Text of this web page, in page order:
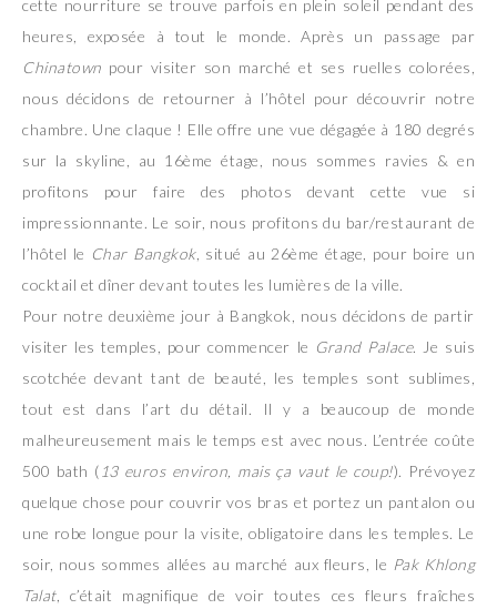
cette nourriture se trouve parfois en plein soleil pendant des
heures, exposée à tout le monde. Après un passage par
Chinatown pour visiter son marché et ses ruelles colorées,
nous décidons de retourner à l’hôtel pour découvrir notre
chambre. Une claque ! Elle offre une vue dégagée à 180 degrés
sur la skyline, au 16ème étage, nous sommes ravies & en
profitons pour faire des photos devant cette vue si
impressionnante. Le soir, nous profitons du bar/restaurant de
l’hôtel le Char Bangkok, situé au 26ème étage, pour boire un
cocktail et dîner devant toutes les lumières de la ville.
Pour notre deuxième jour à Bangkok, nous décidons de partir
visiter les temples, pour commencer le Grand Palace. Je suis
scotchée devant tant de beauté, les temples sont sublimes,
tout est dans l’art du détail. Il y a beaucoup de monde
malheureusement mais le temps est avec nous. L’entrée coûte
500 bath ( 13 euros environ, mais ça vaut le coup!). Prévoyez
quelque chose pour couvrir vos bras et portez un pantalon ou
une robe longue pour la visite, obligatoire dans les temples. Le
soir, nous sommes allées au marché aux fleurs, le Pak Khlong
Talat, c’était magnifique de voir toutes ces fleurs fraîches